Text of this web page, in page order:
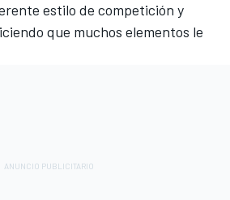
estilo de competición y
que muchos elementos le